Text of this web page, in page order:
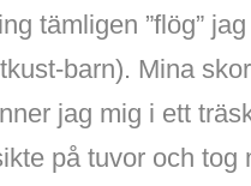
tämligen ”flög”
barn). Mina
jag mig i ett
på tuvor och